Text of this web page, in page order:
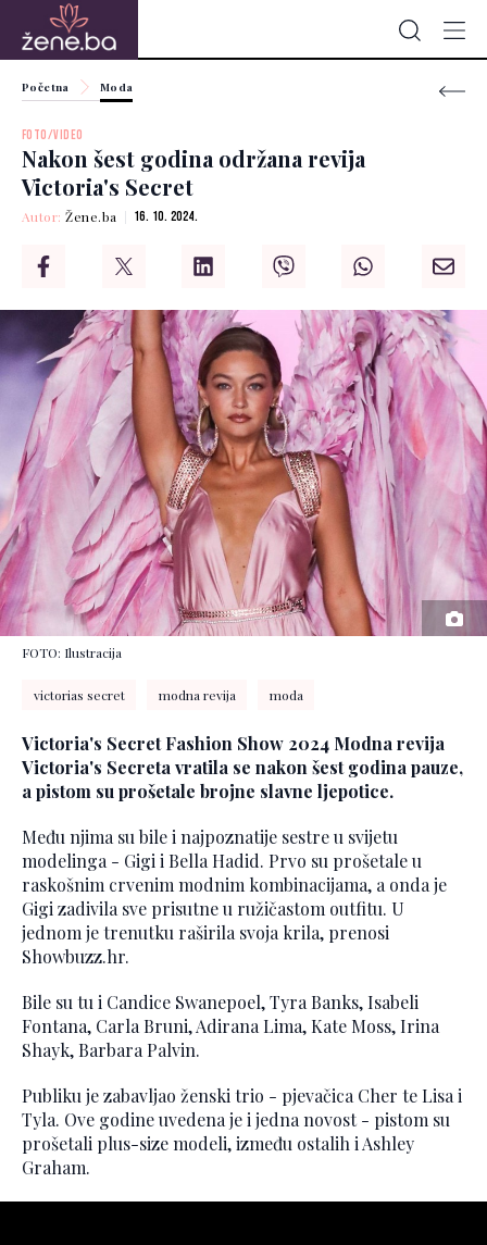
Početna Moda
FOTO/VIDEO
Nakon šest godina održana revija
Victoria's Secret
Autor:Žene.ba 16. 10. 2024.
FOTO: Ilustracija
victorias secret modna revija moda
Victoria's Secret Fashion Show 2024​ Modna revija
Victoria's Secreta vratila se nakon šest godina pauze,
a pistom su prošetale brojne slavne ljepotice.
Među njima su bile i najpoznatije sestre u svijetu
modelinga - Gigi i Bella Hadid. Prvo su prošetale u
raskošnim crvenim modnim kombinacijama, a onda je
Gigi zadivila sve prisutne u ružičastom outfitu. U
jednom je trenutku raširila svoja krila, prenosi
Showbuzz.hr.
Bile su tu i Candice Swanepoel, Tyra Banks, Isabeli
Fontana, Carla Bruni, Adirana Lima, Kate Moss, Irina
Shayk, Barbara Palvin.
Publiku je zabavljao ženski trio - pjevačica Cher te Lisa i
Tyla. Ove godine uvedena je i jedna novost - pistom su
prošetali plus-size modeli, između ostalih i Ashley
Graham.